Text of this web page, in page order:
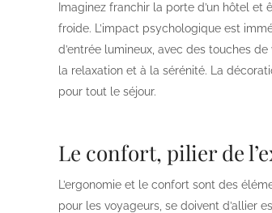
Imaginez franchir la porte d’un hôtel
froide. L’impact psychologique est
d’entrée lumineux, avec des touches
la relaxation et à la sérénité. La
pour tout le séjour.
Le confort, pilier de
L’ergonomie et le confort sont des
pour les voyageurs, se doivent d’allier